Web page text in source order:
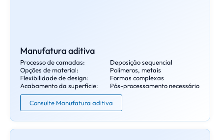
Manufatura aditiva
Processo de camadas:
Deposição sequencial
Opções de material:
Polímeros, metais
Flexibilidade de design:
Formas complexas
Acabamento da superfície:
Pós-processamento necessário
Consulte Manufatura aditiva